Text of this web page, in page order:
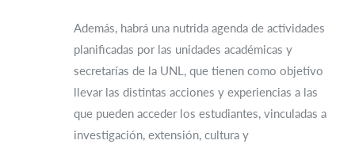
Además, habrá una nutrida agenda de actividades
planificadas por las unidades académicas y
secretarías de la UNL, que tienen como objetivo
llevar las distintas acciones y experiencias a las
que pueden acceder los estudiantes, vinculadas a
investigación, extensión, cultura y